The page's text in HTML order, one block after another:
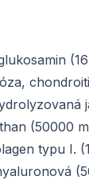
(50000
typu I.